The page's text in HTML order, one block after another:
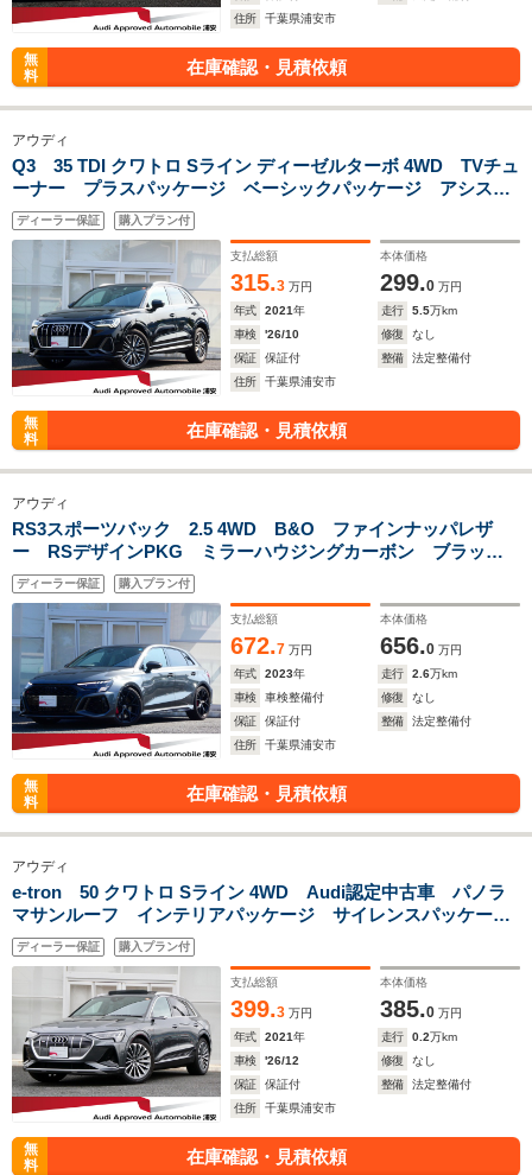
住所
千葉県浦安市
無
料
在庫確認・見積依頼
アウディ
Q3 35 TDI クワトロ Sライン ディーゼルターボ 4WD TVチュ
ーナー プラスパッケージ ベーシックパッケージ アシスタ
ンスパッケージ
ディーラー保証 購入プラン付
支払総額
315.3 万円
本体価格
299.0 万円
年式
2021年 走行 5.5万km
車検
'26/10 修復
なし
保証
保証付 整備
法定整備付
住所
千葉県浦安市
無
料
在庫確認・見積依頼
アウディ
RS3スポーツバック 2.5 4WD B&O ファインナッパレザ
ー RSデザインPKG ミラーハウジングカーボン ブラック
スタイリング ダンピングサス RSスポーツエキゾースト
19AW マトリクス キャリパーレッド サラウンドビュー
ディーラー保証 購入プラン付
支払総額
672.7 万円
本体価格
656.0 万円
年式
2023年 走行 2.6万km
車検
車検整備付 修復
なし
保証
保証付 整備
法定整備付
住所
千葉県浦安市
無
料
在庫確認・見積依頼
アウディ
e-tron 50 クワトロ Sライン 4WD Audi認定中古車 パノラ
マサンルーフ インテリアパッケージ サイレンスパッケー
ジ バーチャルエクステリアミラー 21インチアルミホイー
ル フルオプション バックカメラ TV 認定中古車保証1年
ディーラー保証 購入プラン付
支払総額
399.3 万円
本体価格
385.0 万円
年式
2021年 走行 0.2万km
車検
'26/12 修復
なし
保証
保証付 整備
法定整備付
住所
千葉県浦安市
無
料
在庫確認・見積依頼